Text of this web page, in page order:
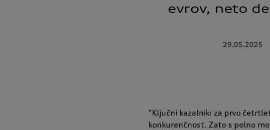
evrov, neto
29.05.2025
"Ključni kazalniki za prvo
konkurenčnost. Zato s polno